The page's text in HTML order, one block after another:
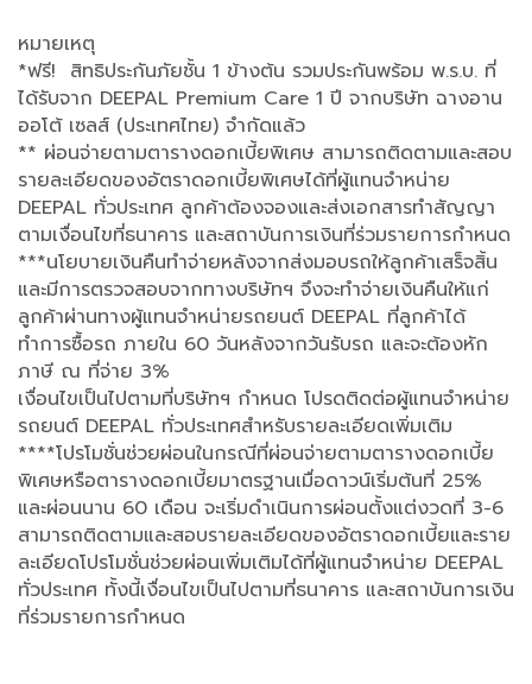
หมายเหตุ
*ฟรี! สิทธิประกันภัยชั้น 1 ข้างต้น รวมประกันพร้อม พ.ร.บ. ที่
ได้รับจาก DEEPAL Premium Care 1 ปี จากบริษัท ฉางอาน
ออโต้ เซลส์ (ประเทศไทย) จำกัดแล้ว
** ผ่อนจ่ายตามตารางดอกเบี้ยพิเศษ สามารถติดตามและสอบ
รายละเอียดของอัตราดอกเบี้ยพิเศษได้ที่ผู้แทนจำหน่าย
DEEPAL ทั่วประเทศ ลูกค้าต้องจองและส่งเอกสารทำสัญญา
ตามเงื่อนไขที่ธนาคาร และสถาบันการเงินที่ร่วมรายการกำหนด
***นโยบายเงินคืนทำจ่ายหลังจากส่งมอบรถให้ลูกค้าเสร็จสิ้น
และมีการตรวจสอบจากทางบริษัทฯ จึงจะทำจ่ายเงินคืนให้แก่
ลูกค้าผ่านทางผู้แทนจำหน่ายรถยนต์ DEEPAL ที่ลูกค้าได้
ทำการซื้อรถ ภายใน 60 วันหลังจากวันรับรถ และจะต้องหัก
ภาษี ณ ที่จ่าย 3%
เงื่อนไขเป็นไปตามที่บริษัทฯ กําหนด โปรดติดต่อผู้แทนจำหน่าย
รถยนต์ DEEPAL ทั่วประเทศสำหรับรายละเอียดเพิ่มเติม
****โปรโมชั่นช่วยผ่อนในกรณีที่ผ่อนจ่ายตามตารางดอกเบี้ย
พิเศษหรือตารางดอกเบี้ยมาตรฐานเมื่อดาวน์เริ่มต้นที่ 25%
และผ่อนนาน 60 เดือน จะเริ่มดำเนินการผ่อนตั้งแต่งวดที่ 3-6
สามารถติดตามและสอบรายละเอียดของอัตราดอกเบี้ยและราย
ละเอียดโปรโมชั่นช่วยผ่อนเพิ่มเติมได้ที่ผู้แทนจำหน่าย DEEPAL
ทั่วประเทศ ทั้งนี้เงื่อนไขเป็นไปตามที่ธนาคาร และสถาบันการเงิน
ที่ร่วมรายการกำหนด